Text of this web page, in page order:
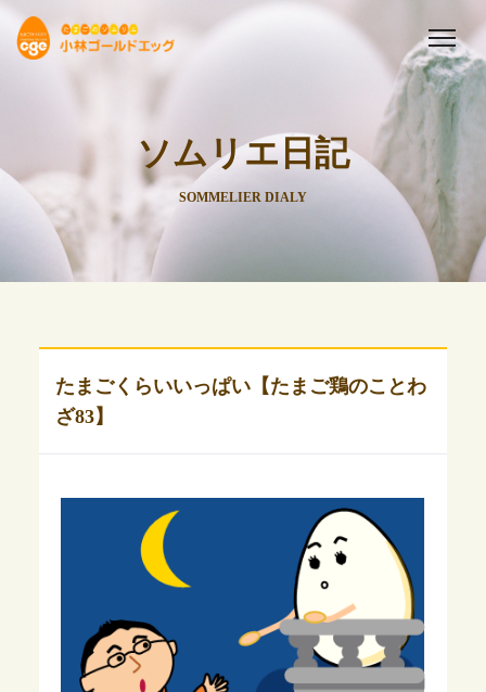
ソムリエ日記
SOMMELIER DIALY
たまごくらいいっぱい【たまご鶏のことわ
ざ83】